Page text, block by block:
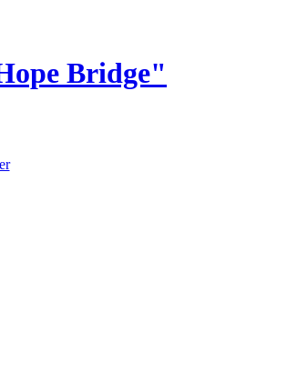
Bridge"